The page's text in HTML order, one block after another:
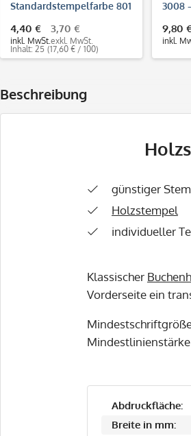
Standardstempelfarbe 801
4,40 €
inkl. MwSt.
3,70 €
exkl. MwSt.
Inhalt: 25 (17,60 € / 100)
3008
9,80
inkl.
Beschreibung
günstiger
Holzstempel
individueller
Klassischer
Vorderseite ein
Mindestlinienstärke
Abdruckfläche:
Breite in mm: